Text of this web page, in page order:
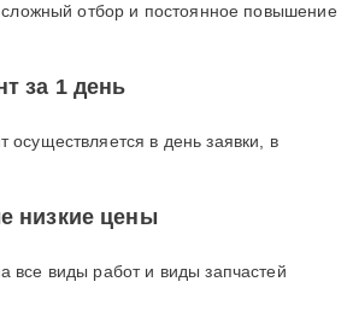
сложный отбор и постоянное повышение
за 1 день
осуществляется в день заявки, в
низкие цены
все виды работ и виды запчастей